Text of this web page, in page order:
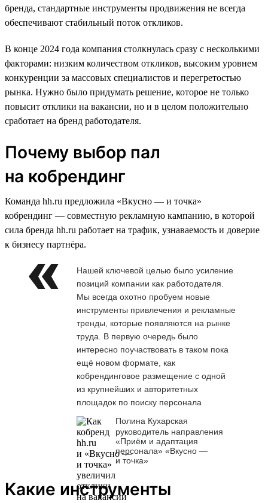
бренда, стандартные инструменты продвижения не всегда
обеспечивают стабильный поток откликов.
В конце 2024 года компания столкнулась сразу с несколькими
факторами: низким количеством откликов, высоким уровнем
конкуренции за массовых специалистов и перегретостью
рынка. Нужно было придумать решение, которое не только
повысит отклики на вакансии, но и в целом положительно
сработает на бренд работодателя.
Почему выбор пал
на кобрендинг
Команда hh.ru предложила «Вкусно — и точка»
кобрендинг — совместную рекламную кампанию, в которой
сила бренда hh.ru работает на трафик, узнаваемость и доверие
к бизнесу партнёра.
Нашей ключевой целью было усиление
позиций компании как работодателя.
Мы всегда охотно пробуем новые
инструменты привлечения и рекламные
тренды, которые появляются на рынке
труда. В первую очередь было
интересно поучаствовать в таком пока
ещё новом формате, как
кобрендинговое размещение с одной
из крупнейших и авторитетных
площадок по поиску персонала
Полина Кухарская
руководитель направления
«Приём и адаптация
персонала» «Вкусно —
и точка»
Какие инструменты